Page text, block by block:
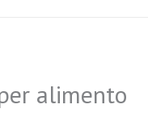
alimento